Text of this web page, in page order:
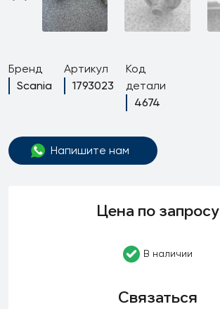
Бренд
Scania
Артикул
1793023
Код
детали
4674
Напишите нам
Цена по запросу
В наличии
Связаться